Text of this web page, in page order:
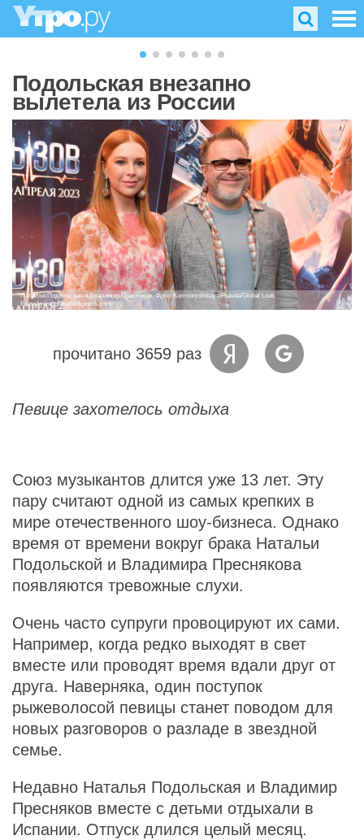
Подольская внезапно
вылетела из России
Наталья Подольская и Владимир Пресняков. Фото: Komsomolskaya Pravda/Global Look
Press/www.globallookpress.com
прочитано 3659 раз
Певице захотелось отдыха
Союз музыкантов длится уже 13 лет. Эту
пару считают одной из самых крепких в
мире отечественного шоу-бизнеса. Однако
время от времени вокруг брака Натальи
Подольской и Владимира Преснякова
появляются тревожные слухи.
Очень часто супруги провоцируют их сами.
Например, когда редко выходят в свет
вместе или проводят время вдали друг от
друга. Наверняка, один поступок
рыжеволосой певицы станет поводом для
новых разговоров о разладе в звездной
семье.
Недавно Наталья Подольская и Владимир
Пресняков вместе с детьми отдыхали в
Испании. Отпуск длился целый месяц.